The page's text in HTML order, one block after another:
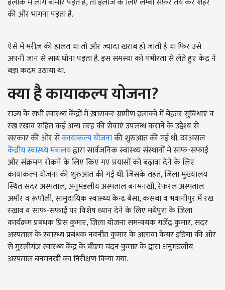
की और भागना पड़ता है.
ऐसे में मरीज़ की हालत या तो और ज्यादा खराब हो जाती है या फिर उसे
अपनी जान से साथ धोना पड़ता है. इस समस्या को गंभीरता से लेते हुए केंद्र ने
बड़ा कदम उठाया था.
क्या है कायाकल्प योजना?
राज्य के सभी स्वास्थ्य केंद्रों में ख़ासकर ग्रामीण इलाकों में बेहतर सुविधाएं व
रख रखाव सहित कई अन्य तरह की सेवाएं उपलब्ध कराने के उद्देश्य से
सरकार की ओर सेकायाकल्प योजनाकी शुरुआत की गई थी. दरअसल
केंद्रीय स्वास्थ्य मंत्रालयद्वारा सार्वजनिक स्वास्थ्य संस्थानों में साफ-सफाई
और संक्रमण रोकने के लिए किए गए प्रयासों को बढ़ावा देने के लिए
कायाकल्प योजना की शुरुआत की गई थी. जिसके तहत, जिला मुख्यालय
स्थित सदर अस्पताल, अनुमंडलीय अस्पताल बनमनखी, रेफरल अस्पताल
अमौर व रूपौली, सामुदायिक स्वास्थ्य केन्द्र बैसा, कसबा व भवानीपुर में रख
रखाव व साफ-सफाई पर विशेष ध्यान देने के लिए मधेपुरा के जिला
कार्यक्रम प्रबंधक प्रिस कुमार, जिला योजना समन्वयक गजेंद्र कुमार, सदर
अस्पताल के स्वास्थ्य प्रबंधक नवनीत कुमार के अलावा केयर इंडिया की ओर
से मुरलीगंज स्वास्थ्य केंद्र के बीएम चंदन कुमार के द्वारा अनुमंडलीय
अस्पताल बनमनखी का निरीक्षण किया गया.